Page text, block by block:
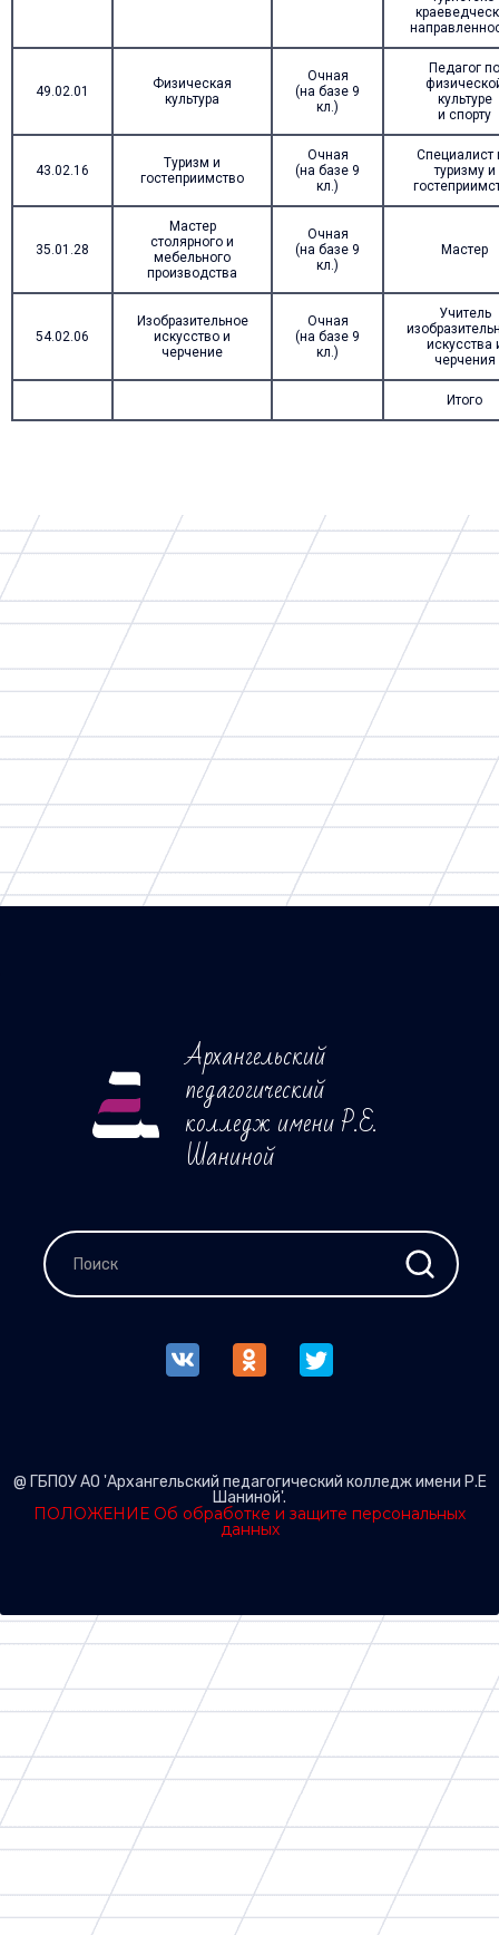
49.02.01
Физическая
культура
Очная
(на базе 9
кл.)
Педагог по
культуре
и спорту
43.02.16
Туризм и
гостеприимство
Очная
(на базе 9
кл.)
Специалист
туризму и
35.01.28
Мастер
столярного и
мебельного
производства
Очная
(на базе 9
кл.)
Мастер
54.02.06
Изобразительное
искусство и
черчение
Очная
(на базе 9
кл.)
Учитель
искусства
черчения
Итого
Архангельский
педагогический
колледж имени Р.Е.
Шаниной
@ ГБПОУ АО 'Архангельский педагогический колледж имени Р.Е
Шаниной'.
ПОЛОЖЕНИЕ Об обработке и защите персональных
данных